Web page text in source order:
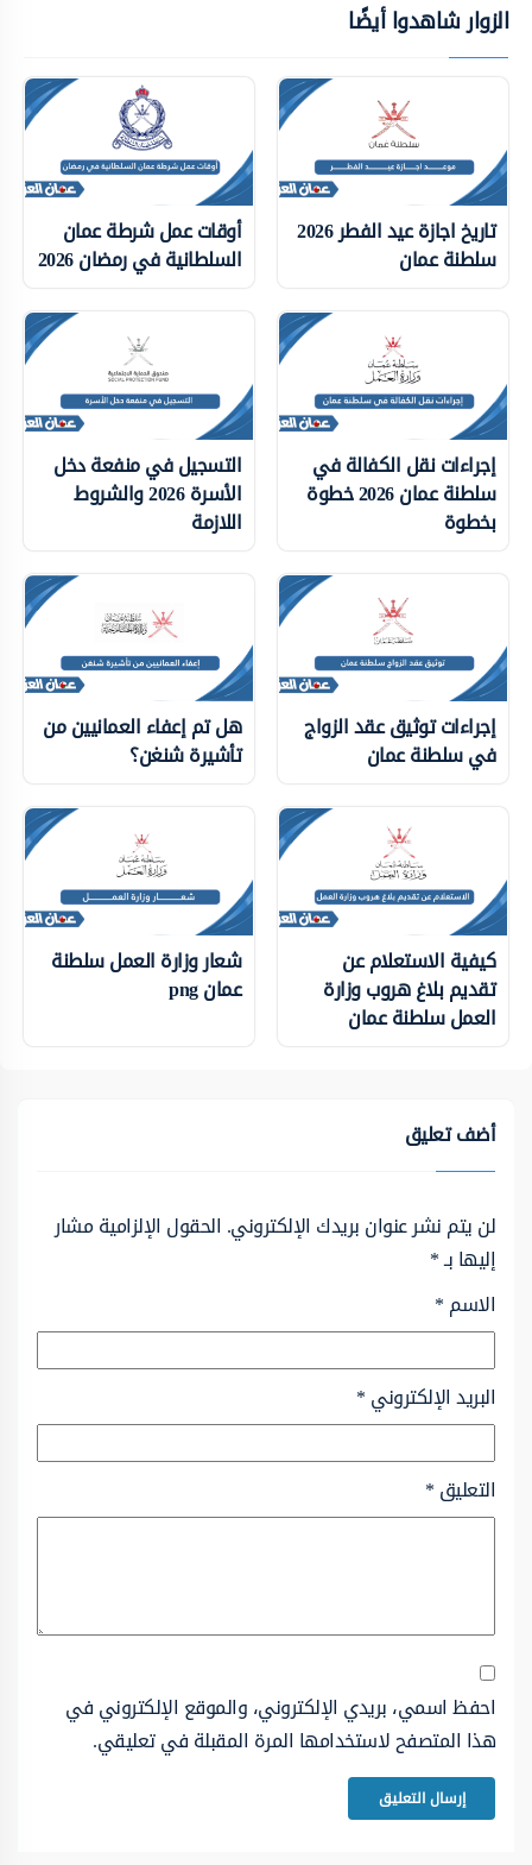
الزوار شاهدوا أيضًا
تاريخ اجازة عيد الفطر 2026
سلطنة عمان
أوقات عمل شرطة عمان
السلطانية في رمضان 2026
إجراءات نقل الكفالة في
سلطنة عمان 2026 خطوة
بخطوة
التسجيل في منفعة دخل
الأسرة 2026 والشروط
اللازمة
إجراءات توثيق عقد الزواج
في سلطنة عمان
هل تم إعفاء العمانيين من
تأشيرة شنغن؟
كيفية الاستعلام عن
تقديم بلاغ هروب وزارة
العمل سلطنة عمان
شعار وزارة العمل سلطنة
عمان png
أضف تعليق
لن يتم نشر عنوان بريدك الإلكتروني. الحقول الإلزامية مشار
إليها بـ*
الاسم*
البريد الإلكتروني*
التعليق*
احفظ اسمي، بريدي الإلكتروني، والموقع الإلكتروني في
هذا المتصفح لاستخدامها المرة المقبلة في تعليقي.